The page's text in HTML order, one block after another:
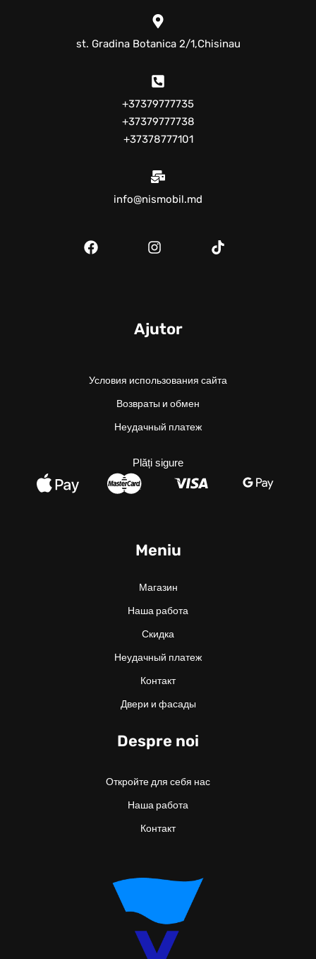
st. Gradina Botanica 2/1,Chisinau
+37379777735
+37379777738
+37378777101
info@nismobil.md
Meniu
Магазин
Наша работа
Скидка
Неудачный платеж
Контакт
Двери и фасады
Despre noi
Откройте для себя нас
Наша работа
Контакт
Ajutor
Условия использования сайта
Возвраты и обмен
Неудачный платеж
Plăți sigure